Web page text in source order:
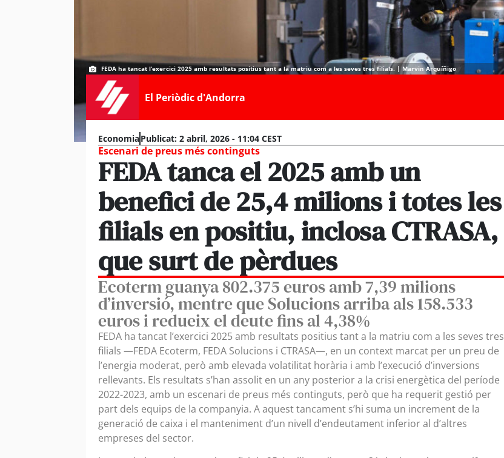
FEDA ha tancat l’exercici 2025 amb resultats positius tant a la matriu com a les seves tres filials. | Marvin Arquíñigo
El Periòdic d'Andorra
EconomiaPublicat: 2 abril, 2026 - 11:04 CEST
Escenari de preus més continguts
FEDA tanca el 2025 amb un
benefici de 25,4 milions i totes les
filials en positiu, inclosa CTRASA,
que surt de pèrdues
Ecoterm guanya 802.375 euros amb 7,39 milions
d’inversió, mentre que Solucions arriba als 158.533
euros i redueix el deute fins al 4,38%
FEDA ha tancat l’exercici 2025 amb resultats positius tant a la matriu com a les seves tres
filials —FEDA Ecoterm, FEDA Solucions i CTRASA—, en un context marcat per un preu de
l’energia moderat, però amb elevada volatilitat horària i amb l’execució d’inversions
rellevants. Els resultats s’han assolit en un any posterior a la crisi energètica del període
2022-2023, amb un escenari de preus més continguts, però que ha requerit gestió per
part dels equips de la companyia. A aquest tancament s’hi suma un increment de la
generació de caixa i el manteniment d’un nivell d’endeutament inferior al d’altres
empreses del sector.